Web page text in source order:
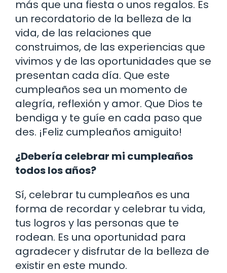
más que una fiesta o unos regalos. Es
un recordatorio de la belleza de la
vida, de las relaciones que
construimos, de las experiencias que
vivimos y de las oportunidades que se
presentan cada día. Que este
cumpleaños sea un momento de
alegría, reflexión y amor. Que Dios te
bendiga y te guíe en cada paso que
des. ¡Feliz cumpleaños amiguito!
¿Debería celebrar mi cumpleaños
todos los años?
Sí, celebrar tu cumpleaños es una
forma de recordar y celebrar tu vida,
tus logros y las personas que te
rodean. Es una oportunidad para
agradecer y disfrutar de la belleza de
existir en este mundo.